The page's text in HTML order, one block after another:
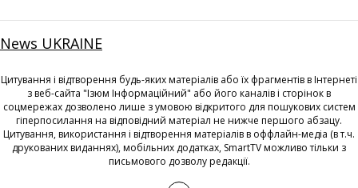
News UKRAINE
Цитування і відтворення будь-яких матеріалів або їх фрагментів в Інтернеті
з веб-сайта "Ізюм Інформаційний" або його каналів і сторінок в
соцмережах дозволено лише з умовою відкритого для пошукових систем
гіперпосилання на відповідний матеріал не нижче першого абзацу.
Цитування, використання і відтворення матеріалів в оффлайн-медіа (в т.ч.
друкованих виданнях), мобільних додатках, SmartTV можливо тільки з
письмового дозволу редакції.